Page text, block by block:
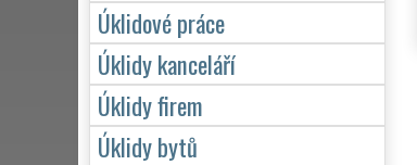
Úklidové práce
Úklidy kanceláří
Úklidy firem
Úklidy bytů